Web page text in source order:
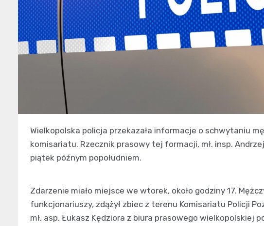
Wielkopolska policja przekazała informacje o schwytaniu
komisariatu. Rzecznik prasowy tej formacji, mł. insp.
piątek późnym popołudniem.
Zdarzenie miało miejsce we wtorek, około godziny 17.
funkcjonariuszy, zdążył zbiec z terenu Komisariatu Policji
mł. asp. Łukasz Kędziora z biura prasowego wielkopolskiej